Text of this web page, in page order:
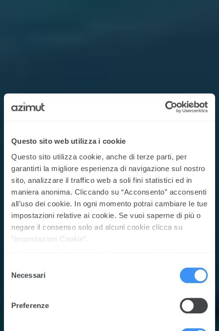
Questo sito web utilizza i cookie
Questo sito utilizza cookie, anche di terze parti, per
garantirti la migliore esperienza di navigazione sul nostro
sito, analizzare il traffico web a soli fini statistici ed in
maniera anonima. Cliccando su “Acconsento” acconsenti
all’uso dei cookie. In ogni momento potrai cambiare le tue
impostazioni relative ai cookie. Se vuoi saperne di più o
negare il consenso solo ad alcuni cookie clicca su
“Impostazioni Cookie”.
delNecessari
Preferenze